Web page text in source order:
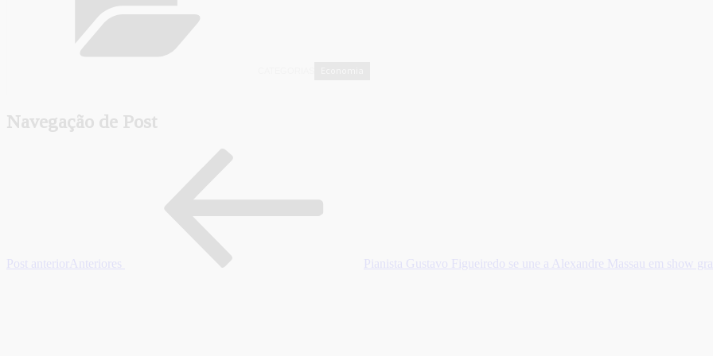
Navegação de Post
Post anterior Anteriores Pianista Gustavo Figueiredo se une a Alexandre Massau em show